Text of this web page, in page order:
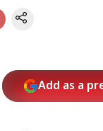
Add as a